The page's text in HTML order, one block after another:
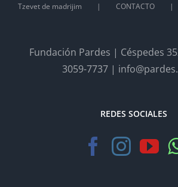
Tzevet de madrijim
CONTACTO
Fundación Pardes | Céspedes
3059-7737 |
REDES SOCIALES